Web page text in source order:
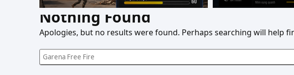
Nothing Found
Apologies, but no results were found. Perhaps searching will help
S
e